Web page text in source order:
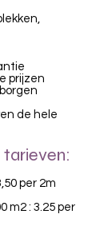
prijzen
de hele
per 2m
m2 : 3.25 per